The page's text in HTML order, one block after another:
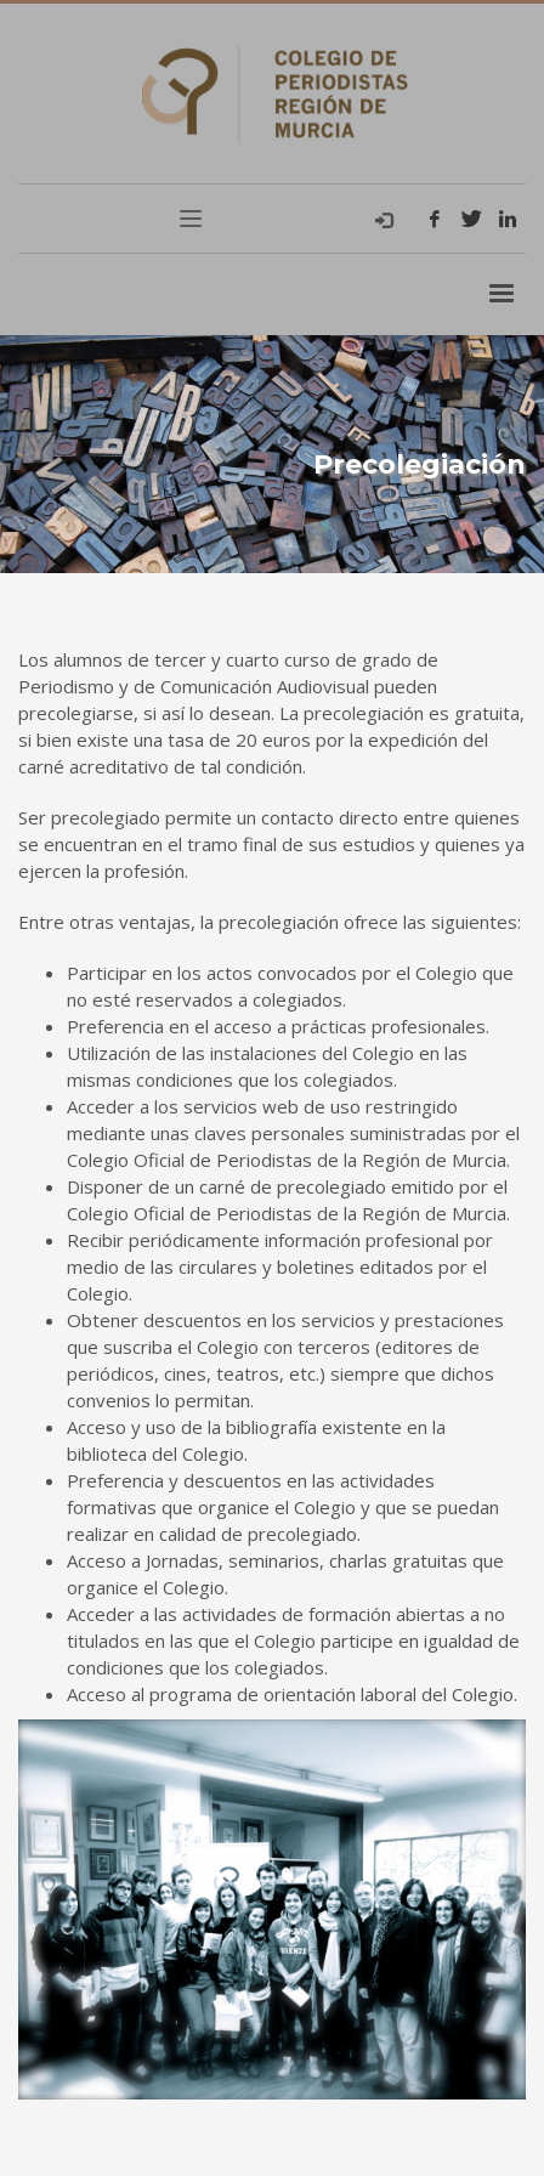
Precolegiación
Los alumnos de tercer y cuarto curso de grado de
Periodismo y de Comunicación Audiovisual pueden
precolegiarse, si así lo desean. La precolegiación es gratuita,
si bien existe una tasa de 20 euros por la expedición del
carné acreditativo de tal condición.
Ser precolegiado permite un contacto directo entre quienes
se encuentran en el tramo final de sus estudios y quienes ya
ejercen la profesión.
Entre otras ventajas, la precolegiación ofrece las siguientes:
Participar en los actos convocados por el Colegio que
no esté reservados a colegiados.
Preferencia en el acceso a prácticas profesionales.
Utilización de las instalaciones del Colegio en las
mismas condiciones que los colegiados.
Acceder a los servicios web de uso restringido
mediante unas claves personales suministradas por el
Colegio Oficial de Periodistas de la Región de Murcia.
Disponer de un carné de precolegiado emitido por el
Colegio Oficial de Periodistas de la Región de Murcia.
Recibir periódicamente información profesional por
medio de las circulares y boletines editados por el
Colegio.
Obtener descuentos en los servicios y prestaciones
que suscriba el Colegio con terceros (editores de
periódicos, cines, teatros, etc.) siempre que dichos
convenios lo permitan.
Acceso y uso de la bibliografía existente en la
biblioteca del Colegio.
Preferencia y descuentos en las actividades
formativas que organice el Colegio y que se puedan
realizar en calidad de precolegiado.
Acceso a Jornadas, seminarios, charlas gratuitas que
organice el Colegio.
Acceder a las actividades de formación abiertas a no
titulados en las que el Colegio participe en igualdad de
condiciones que los colegiados.
Acceso al programa de orientación laboral del Colegio.